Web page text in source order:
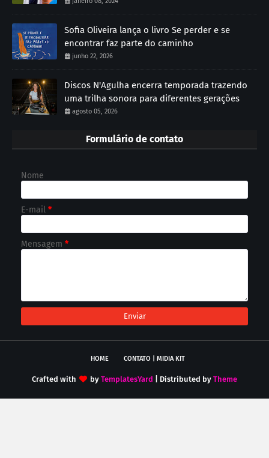
Sofia Oliveira lança o livro Se perder e se
encontrar faz parte do caminho
junho 22, 2026
Discos N'Agulha encerra temporada trazendo
uma trilha sonora para diferentes gerações
agosto 05, 2026
Formulário de contato
Nome
E-mail *
Mensagem *
HOME CONTATO | MIDIA KIT
Crafted with by TemplatesYard | Distributed by Theme